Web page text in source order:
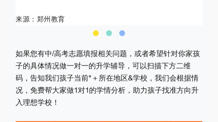
来源：郑州教育
如果您有中/高考志愿填报相关问题，或者希望针对你家孩
子的具体情况做一对一的升学辅导，可以扫描下方二维
码，告知我们孩子当前*＋所在地区&学校，我们会根据情
况，免费帮大家做1对1的学情分析，助力孩子找准方向升
入理想学校！